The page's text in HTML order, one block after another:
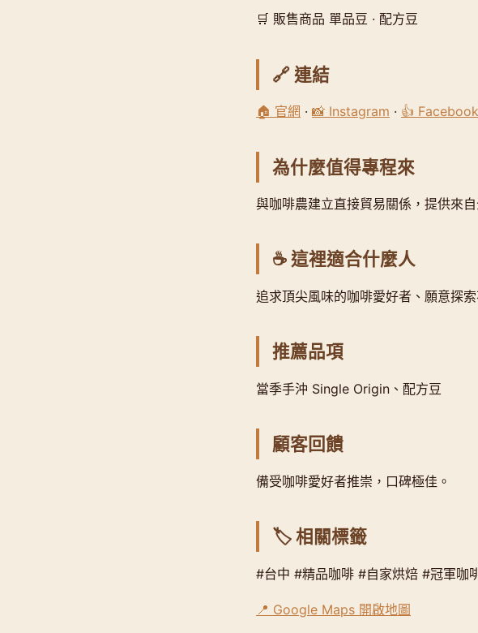
🛒 販售商品 單品豆 · 配方豆
🔗 連結
🏠 官網 · 📸 Instagram · 👍 Facebook
為什麼值得專程來
與咖啡農建立直接貿易關係，提供來
☕ 這裡適合什麼人
追求頂尖風味的咖啡愛好者、願意探
推薦品項
當季手沖 Single Origin、配方豆
顧客回饋
備受咖啡愛好者推崇，口碑極佳。
🏷️ 相關標籤
#台中 #精品咖啡 #自家烘焙 #冠軍咖
📍 Google Maps 開啟地圖